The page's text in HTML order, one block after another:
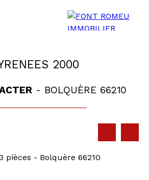
LOCATION
2000
- BOLQUÈRE 66210